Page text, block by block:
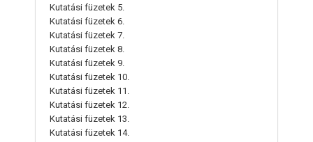
Kutatási füzetek 5.
Kutatási füzetek 6.
Kutatási füzetek 7.
Kutatási füzetek 8.
Kutatási füzetek 9.
Kutatási füzetek 10.
Kutatási füzetek 11.
Kutatási füzetek 12.
Kutatási füzetek 13.
Kutatási füzetek 14.